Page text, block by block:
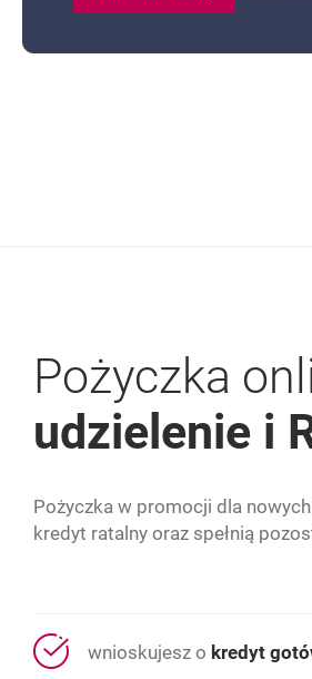
Pożyczka
udzielenie i
Pożyczka w promocji dla
kredyt ratalny oraz spełnią
wnioskujesz o kredyt